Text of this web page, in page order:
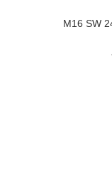
M16 SW